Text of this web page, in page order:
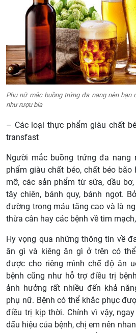
Phụ nữ mắc buồng trứng đa nang nên
như rượu bia
– Các loại thực phẩm giàu chất
transfast
Người mắc buồng trứng đa nang
phẩm giàu chất béo, chất béo
mỡ, các sản phẩm từ sữa, dầu
tây chiên, bánh quy, bánh ngọt.
đường trong máu tăng cao và là
thừa cân hay các bệnh về tim
Hy vọng qua những thông tin về
ăn gì và kiêng ăn gì ở trên có
được cho riêng mình chế độ ăn
bệnh cũng như hỗ trợ điều trị
ảnh hưởng rất nhiều đến khả
phụ nữ. Bệnh có thể khắc phục
điều trị kịp thời. Chính vì vậy,
dấu hiệu của bệnh, chị em nên